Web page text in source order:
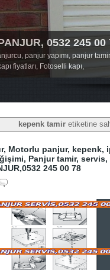
0532 245
panjur yapımı, panjur
fiyatları, Fotoselli kapı,
kepenk tamir etiketine
Motorlu panjur, kepenk,
Panjur tamir, servis,
245 00 78